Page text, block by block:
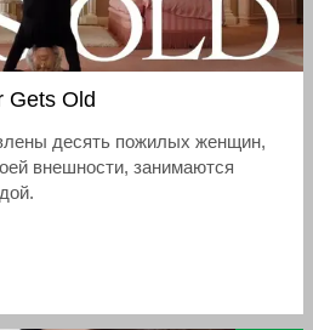
Gets Old
десять пожилых женщин,
внешности, занимаются